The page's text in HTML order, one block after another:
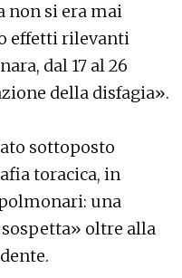
non si era mai
effetti rilevanti
dal 17 al 26
della disfagia».
sottoposto
toracica, in
una
oltre alla